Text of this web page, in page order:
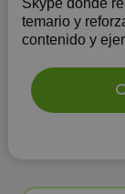
Skype donde
temario y
contenido y